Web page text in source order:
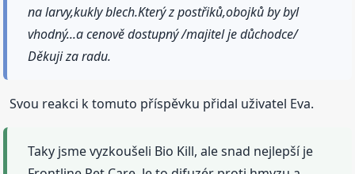
na larvy,kukly blech.Který z postřiků,obojků by byl
vhodný...a cenově dostupný /majitel je důchodce/
Děkuji za radu.
Svou reakci k tomuto příspěvku přidal uživatel Eva.
Taky jsme vyzkoušeli Bio Kill, ale snad nejlepší je